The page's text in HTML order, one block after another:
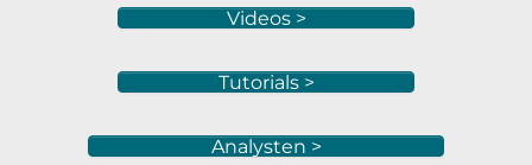
Videos >
Tutorials >
Analysten >